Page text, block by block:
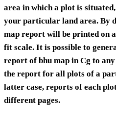
area in which a plot is
your particular land area. By
map report will be printed on
fit scale. It is possible to
report of bhu map in Cg to
the report for all plots of a
latter case, reports of each
different pages.